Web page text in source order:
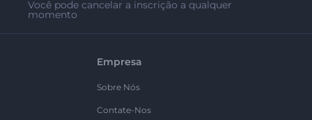
Você pode cancelar a inscrição a qualquer
momento
Empresa
Sobre Nós
Contate-Nos